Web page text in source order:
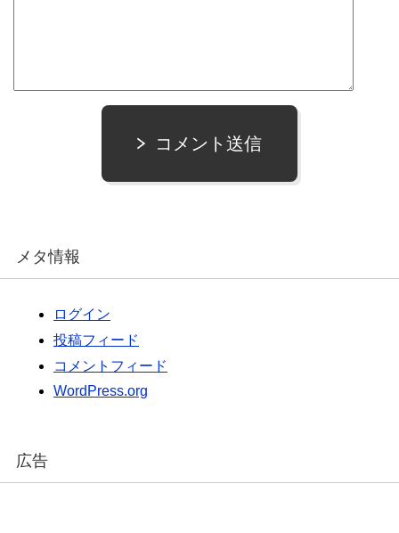
コメント送信
メタ情報
ログイン
投稿フィード
コメントフィード
WordPress.org
広告